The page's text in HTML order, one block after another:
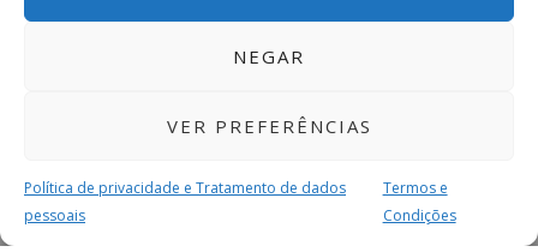
NEGAR
VER PREFERÊNCIAS
Política de privacidade e Tratamento de dados
pessoais
Termos e
Condições